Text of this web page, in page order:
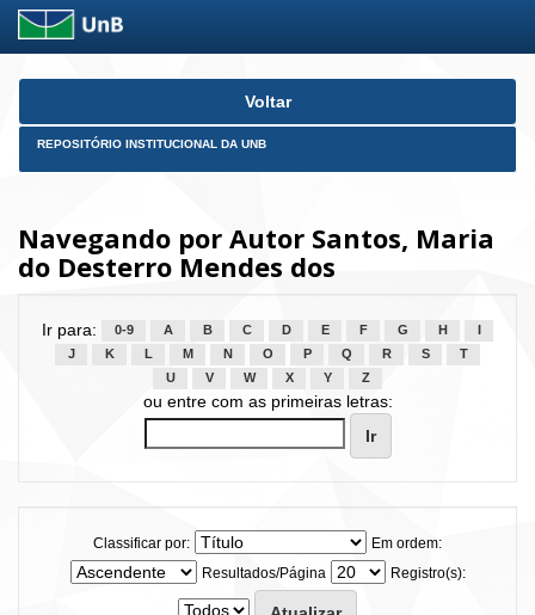
Skip
Voltar
REPOSITÓRIO INSTITUCIONAL DA UNB
Navegando por Autor Santos, Maria
do Desterro Mendes dos
Ir para: 0-9 A B C D E F G H
J
K L M N O P Q R S
T
U
V W X Y Z
ou entre com as primeiras letras:
Classificar por:
Em ordem:
Resultados/Página
Registro(s):